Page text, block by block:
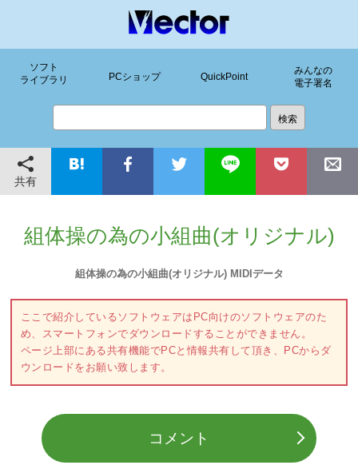
ソフト
ライブラリ
PCショップ QuickPoint
みんなの
電子署名
共有
組体操の為の小組曲(オリジナル)
組体操の為の小組曲(オリジナル) MIDIデータ
ここで紹介しているソフトウェアはPC向けのソフトウェアのた
め、スマートフォンでダウンロードすることができません。
ページ上部にある共有機能でPCと情報共有して頂き、PCからダ
ウンロードをお願い致します。
コメント